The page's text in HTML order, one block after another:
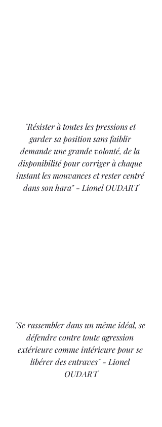
"Résister à toutes les pressions et
garder sa position sans faiblir
demande une grande volonté, de la
disponibilité pour corriger à chaque
instant les mouvances et rester centré
dans son hara" - Lionel OUDART
"Se rassembler dans un même idéal, se
défendre contre toute agression
extérieure comme intérieure pour se
libérer des entraves" - Lionel
OUDART